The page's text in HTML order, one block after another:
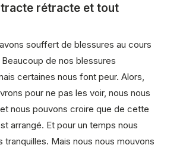
rétracte et tout
souffert de blessures au cours
de nos blessures
certaines nous font peur. Alors,
pour ne pas les voir, nous nous
nous pouvons croire que de cette
arrangé. Et pour un temps nous
tranquilles. Mais nous nous mouvons